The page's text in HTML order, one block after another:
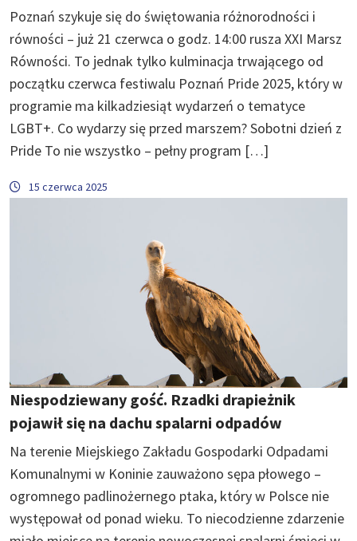
Poznań szykuje się do świętowania różnorodności i
równości – już 21 czerwca o godz. 14:00 rusza XXI Marsz
Równości. To jednak tylko kulminacja trwającego od
początku czerwca festiwalu Poznań Pride 2025, który w
programie ma kilkadziesiąt wydarzeń o tematyce
LGBT+. Co wydarzy się przed marszem? Sobotni dzień z
Pride To nie wszystko – pełny program […]
15 czerwca 2025
Niespodziewany gość. Rzadki drapieżnik
pojawił się na dachu spalarni odpadów
Na terenie Miejskiego Zakładu Gospodarki Odpadami
Komunalnymi w Koninie zauważono sępa płowego –
ogromnego padlinożernego ptaka, który w Polsce nie
występował od ponad wieku. To niecodzienne zdarzenie